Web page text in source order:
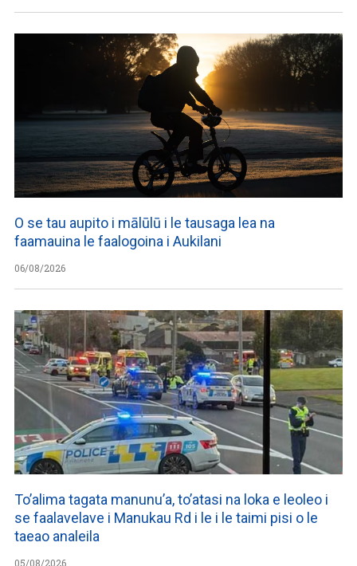
O se tau aupito i mālūlū i le tausaga lea na
faamauina le faalogoina i Aukilani
06/08/2026
To’alima tagata manunu’a, to’atasi na loka e leoleo i
se faalavelave i Manukau Rd i le i le taimi pisi o le
taeao analeila
05/08/2026